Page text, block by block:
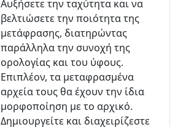
Αυξήσετετην ταχύτητα και να
βελτιώσετε την ποιότητα της
μετάφρασης, διατηρώντας
παράλληλα την συνοχή της
ορολογίας και του ύφους.
Επιπλέον, τα μεταφρασμένα
αρχεία τους θα έχουν την ίδια
μορφοποίηση με το αρχικό.
Δημιουργείτε και διαχειρίζεστε